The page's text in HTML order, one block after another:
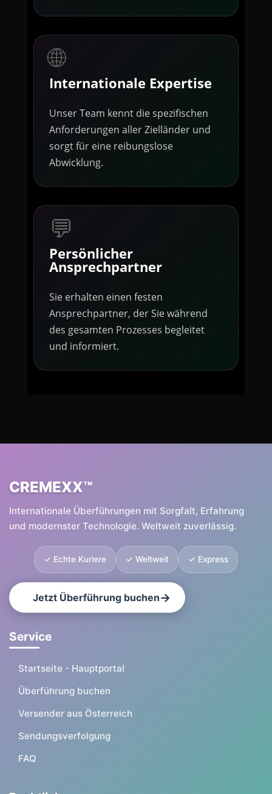
🌐
Internationale Expertise
Unser Team kennt die spezifischen
Anforderungen aller Zielländer und
sorgt für eine reibungslose
Abwicklung.
💬
Persönlicher
Ansprechpartner
Sie erhalten einen festen
Ansprechpartner, der Sie während
des gesamten Prozesses begleitet
und informiert.
CREMEXX™
Internationale Überführungen mit Sorgfalt, Erfahrung
und modernster Technologie. Weltweit zuverlässig.
✓ Echte Kuriere ✓ Weltweit ✓ Express
Jetzt Überführung buchen
Service
Startseite - Hauptportal
Überführung buchen
Versender aus Österreich
Sendungsverfolgung
FAQ